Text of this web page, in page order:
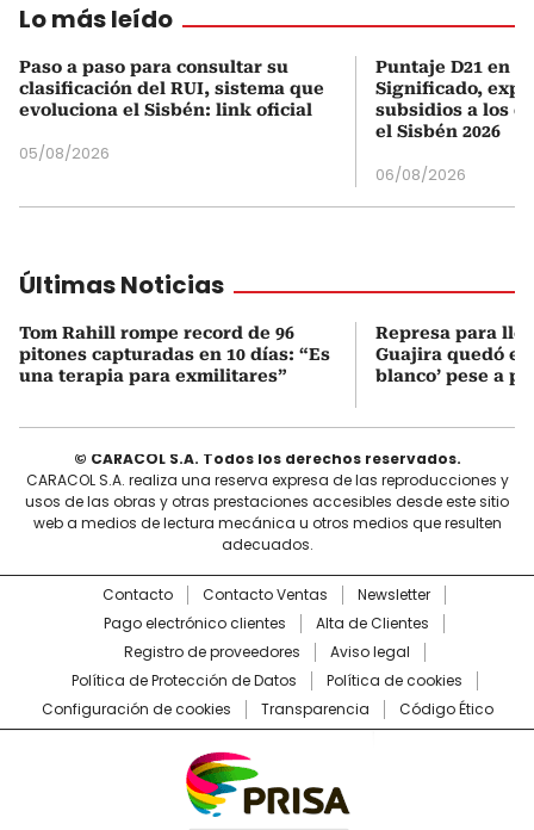
Lo más leído
Paso a paso para consultar su
clasificación del RUI, sistema que
evoluciona el Sisbén: link oficial
05/08/2026
Puntaje D21 en
Significado,
subsidios a los
el Sisbén 2026
06/08/2026
Últimas Noticias
Tom Rahill rompe record de 96
pitones capturadas en 10 días: “Es
una terapia para exmilitares”
Represa para
Guajira quedó en
blanco’ pese a
© CARACOL S.A. Todos los derechos reservados.
CARACOL S.A. realiza una reserva expresa de las reproducciones y
usos de las obras y otras prestaciones accesibles desde este sitio
web a medios de lectura mecánica u otros medios que resulten
adecuados.
Contacto Contacto Ventas
Newsletter
Pago electrónico clientes
Alta de Clientes
Registro de proveedores
Aviso legal
Política de Protección de Datos
Política de cookies
Configuración de cookies
Transparencia Código Ético